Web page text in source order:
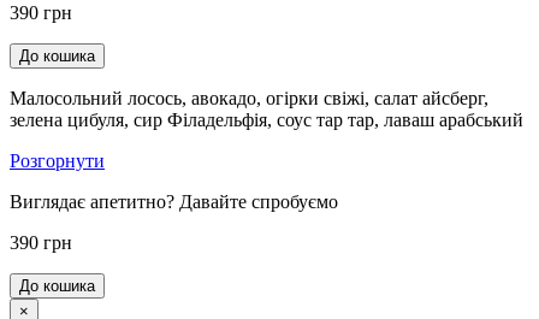
390 грн
До кошика
Малосольний лосось, авокадо, огірки свіжі, салат айсберг,
зелена цибуля, сир Філадельфія, соус тар тар, лаваш арабський
Розгорнути
Виглядає апетитно? Давайте спробуємо
390 грн
До кошика
×